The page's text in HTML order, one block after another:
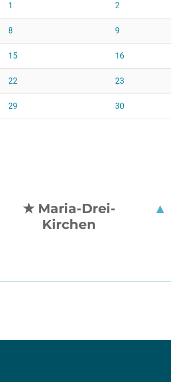
1 2
8 9
15 16
22 23
29 30
Maria-Drei-
Kirchen